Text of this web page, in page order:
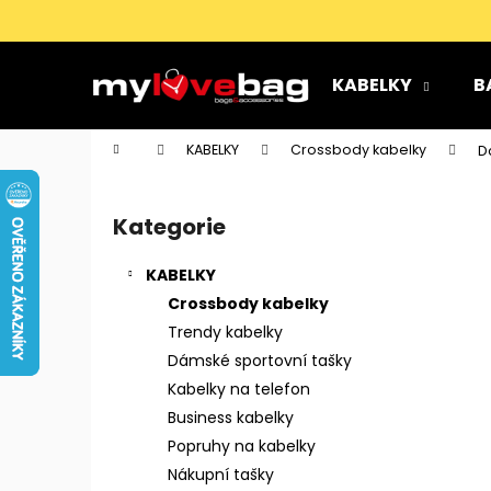
KABELKY
Domů KABELKY Crossbody kabelky
Přeskočit
kategorie
Kategorie
KABELKY
Crossbody kabelky
Trendy kabelky
Dámské sportovní tašky
Kabelky na telefon
Business kabelky
Popruhy na kabelky
Nákupní tašky
o
k